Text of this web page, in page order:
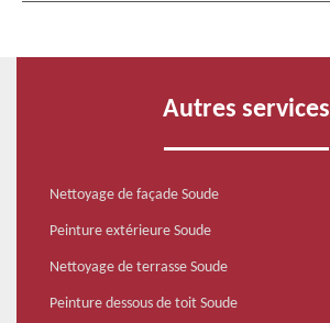
Autres services
Nettoyage de façade Soude
Peinture extérieure Soude
Nettoyage de terrasse Soude
Peinture dessous de toit Soude